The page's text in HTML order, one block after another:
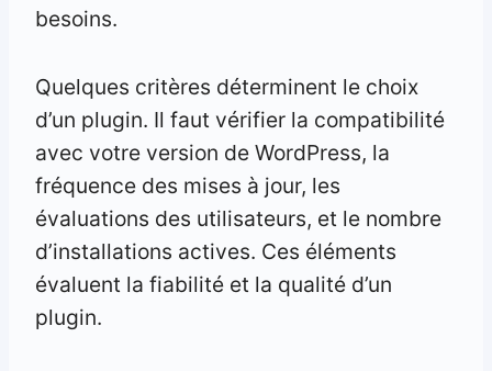
besoins.
Quelques critères déterminent le choix
d’un plugin. Il faut vérifier la compatibilité
avec votre version de WordPress, la
fréquence des mises à jour, les
évaluations des utilisateurs, et le nombre
d’installations actives. Ces éléments
évaluent la fiabilité et la qualité d’un
plugin.